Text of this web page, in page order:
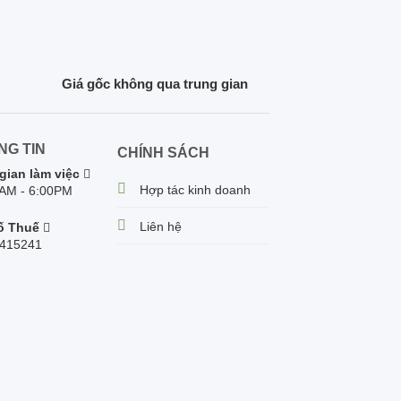
Giá gốc không qua trung gian
TIN
làm việc
- 6:00PM
Thuế
CHÍNH SÁCH
Hợp tác kinh doanh
Liên hệ